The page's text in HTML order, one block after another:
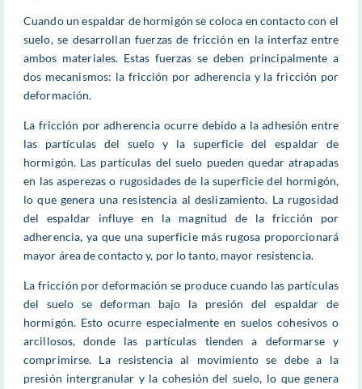
Cuando un espaldar de hormigón se coloca en contacto con el
suelo, se desarrollan fuerzas de fricción en la interfaz entre
ambos materiales. Estas fuerzas se deben principalmente a
dos mecanismos: la fricción por adherencia y la fricción por
deformación.
La fricción por adherencia ocurre debido a la adhesión entre
las partículas del suelo y la superficie del espaldar de
hormigón. Las partículas del suelo pueden quedar atrapadas
en las asperezas o rugosidades de la superficie del hormigón,
lo que genera una resistencia al deslizamiento. La rugosidad
del espaldar influye en la magnitud de la fricción por
adherencia, ya que una superficie más rugosa proporcionará
mayor área de contacto y, por lo tanto, mayor resistencia.
La fricción por deformación se produce cuando las partículas
del suelo se deforman bajo la presión del espaldar de
hormigón. Esto ocurre especialmente en suelos cohesivos o
arcillosos, donde las partículas tienden a deformarse y
comprimirse. La resistencia al movimiento se debe a la
presión intergranular y la cohesión del suelo, lo que genera